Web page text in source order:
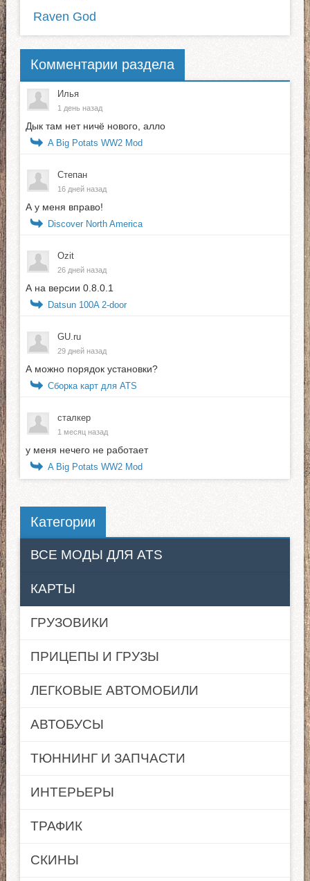
Raven God
Комментарии раздела
Илья
1 день назад
Дык там нет ничё нового, алло
A Big Potats WW2 Mod
Степан
16 дней назад
А у меня вправо!
Discover North America
Ozit
26 дней назад
А на версии 0.8.0.1
Datsun 100A 2-door
GU.ru
29 дней назад
А можно порядок установки?
Сборка карт для ATS
сталкер
1 месяц назад
у меня нечего не работает
A Big Potats WW2 Mod
Категории
ВСЕ МОДЫ ДЛЯ ATS
КАРТЫ
ГРУЗОВИКИ
ПРИЦЕПЫ И ГРУЗЫ
ЛЕГКОВЫЕ АВТОМОБИЛИ
АВТОБУСЫ
ТЮННИНГ И ЗАПЧАСТИ
ИНТЕРЬЕРЫ
ТРАФИК
СКИНЫ